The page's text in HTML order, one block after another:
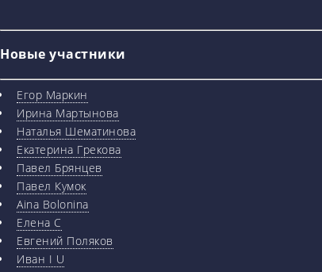
Новые участники
Егор Маркин
Ирина Мартынова
Наталья Шематинова
Екатерина Грекова
Павел Брянцев
Павел Кумок
Aina Bolonina
Елена С
Евгений Поляков
Иван I U